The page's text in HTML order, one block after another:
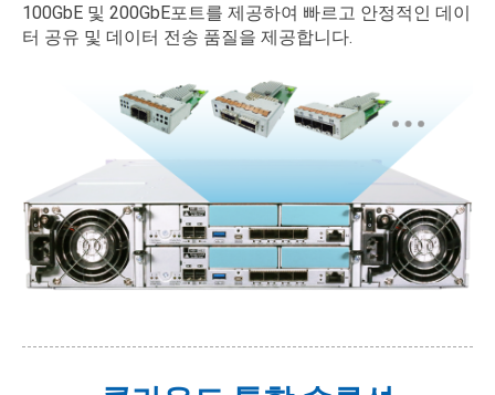
100GbE 및 200GbE포트를 제공하여 빠르고 안정적인 데이
터 공유 및 데이터 전송 품질을 제공합니다.